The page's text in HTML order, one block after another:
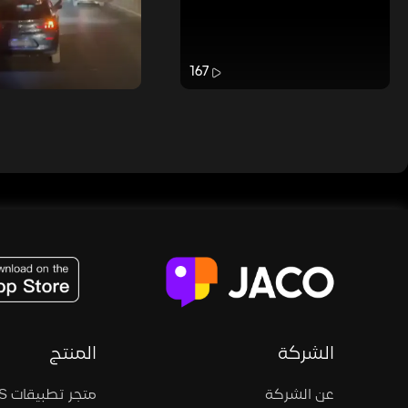
167
الشركة
عن الشركة
المنتج
متجر تطبيقات iOS